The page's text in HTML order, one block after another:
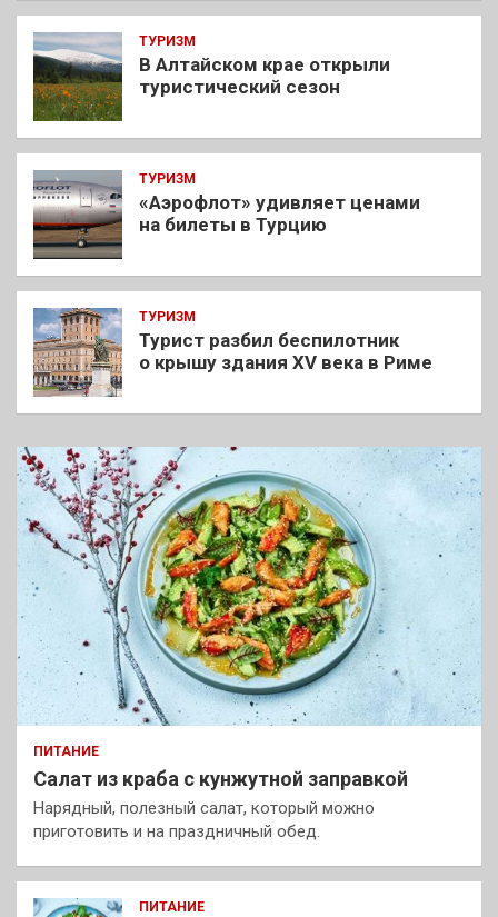
ТУРИЗМ
В Алтайском крае открыли
туристический сезон
ТУРИЗМ
«Аэрофлот» удивляет ценами
на билеты в Турцию
ТУРИЗМ
Турист разбил беспилотник
о крышу здания XV века в Риме
ПИТАНИЕ
Салат из краба с кунжутной заправкой
Нарядный, полезный салат, который можно
приготовить и на праздничный обед.
ПИТАНИЕ